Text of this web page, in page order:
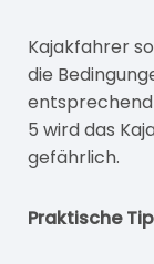
Kajakfahrer
die
entsprechend
5 wird das
gefährlich.
Praktische